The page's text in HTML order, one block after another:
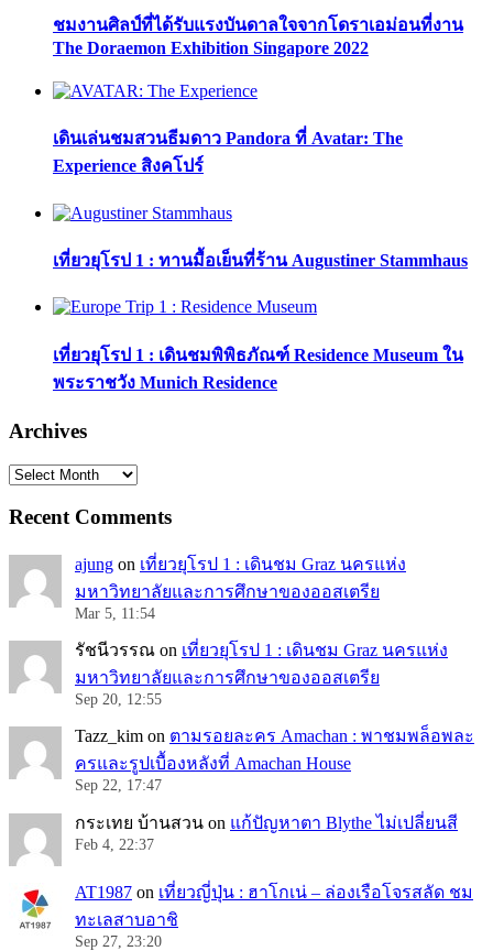
ชมงานศิลป์ที่ได้รับแรงบันดาลใจจากโดราเอม่อนที่งาน
The Doraemon Exhibition Singapore 2022
เดินเล่นชมสวนธีมดาว Pandora ที่ Avatar: The
Experience สิงคโปร์
เที่ยวยุโรป 1 : ทานมื้อเย็นที่ร้าน Augustiner Stammhaus
เที่ยวยุโรป 1 : เดินชมพิพิธภัณฑ์ Residence Museum ใน
พระราชวัง Munich Residence
Archives
Archives
Recent Comments
ajung on เที่ยวยุโรป 1 : เดินชม Graz นครแห่ง
มหาวิทยาลัยและการศึกษาของออสเตรีย
Mar 5, 11:54
รัชนีวรรณ on เที่ยวยุโรป 1 : เดินชม Graz นครแห่ง
มหาวิทยาลัยและการศึกษาของออสเตรีย
Sep 20, 12:55
Tazz_kim on ตามรอยละคร Amachan : พาชมพล็อพละ
ครและรูปเบื้องหลังที่ Amachan House
Sep 22, 17:47
กระเทย บ้านสวน on แก้ปัญหาตา Blythe ไม่เปลี่ยนสี
Feb 4, 22:37
AT1987 on เที่ยวญี่ปุ่น : ฮาโกเน่ – ล่องเรือโจรสลัด ชม
ทะเลสาบอาชิ
Sep 27, 23:20